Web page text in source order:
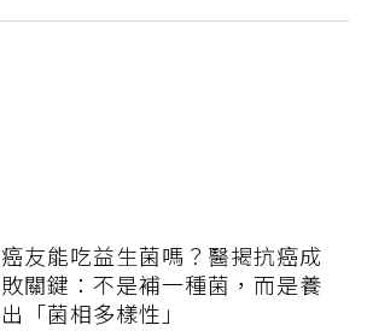
癌友能吃益生菌嗎？醫揭抗癌成
敗關鍵：不是補一種菌，而是養
出「菌相多樣性」